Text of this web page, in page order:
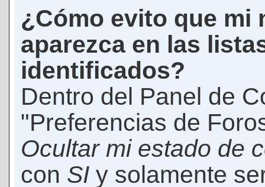
¿Cómo evito que mi
aparezca en las
identificados?
Dentro del Panel de
"Preferencias de
Ocultar mi estado de
con SI y solamente